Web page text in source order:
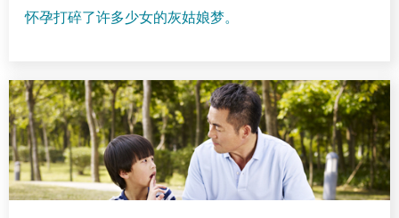
怀孕打碎了许多少女的灰姑娘梦。